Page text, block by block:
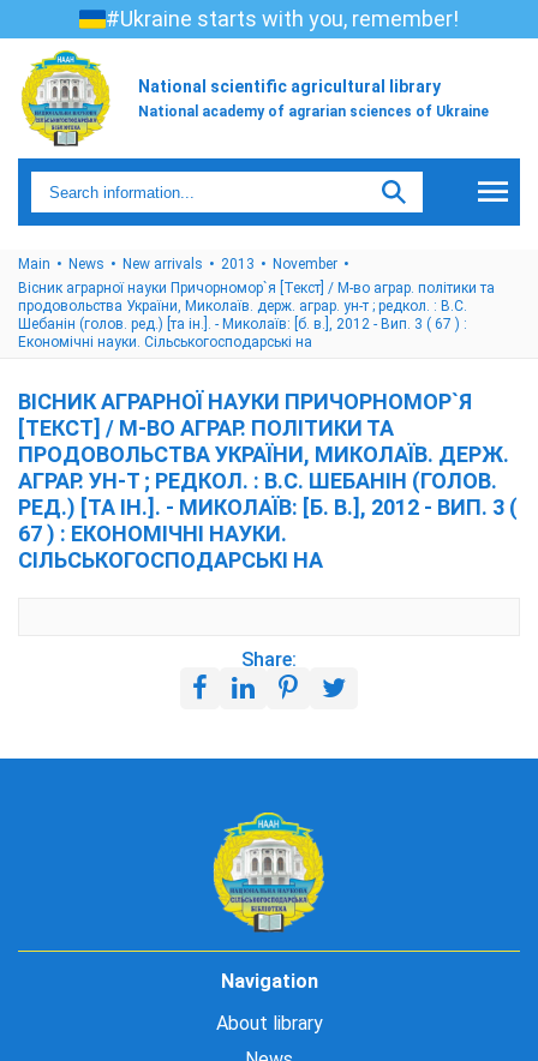
#Ukraine starts with you, remember!
National scientific agricultural library
National academy of agrarian sciences of Ukraine
Main News New arrivals 2013
November
Вісник аграрної науки Причорномор`я [Текст] / М-во аграр. політики та
продовольства України, Миколаїв. держ. аграр. ун-т ; редкол. : В.С.
Шебанін (голов. ред.) [та ін.]. - Миколаїв: [б. в.], 2012 - Вип. 3 ( 67 ) :
Економічні науки. Сільськогосподарські на
ВІСНИК АГРАРНОЇ НАУКИ ПРИЧОРНОМОР`Я
[ТЕКСТ] / М-ВО АГРАР. ПОЛІТИКИ ТА
ПРОДОВОЛЬСТВА УКРАЇНИ, МИКОЛАЇВ. ДЕРЖ.
АГРАР. УН-Т ; РЕДКОЛ. : В.С. ШЕБАНІН (ГОЛОВ.
РЕД.) [ТА ІН.]. - МИКОЛАЇВ: [Б. В.], 2012 - ВИП. 3 (
67 ) : ЕКОНОМІЧНІ НАУКИ.
СІЛЬСЬКОГОСПОДАРСЬКІ НА
Share:
Navigation
About library